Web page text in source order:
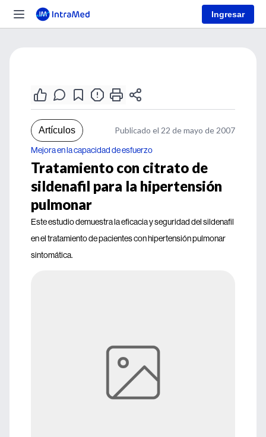
Ingresar
Artículos Publicado el 22 de mayo de 2007
Mejora en la capacidad de esfuerzo
Tratamiento con citrato de
sildenafil para la hipertensión
pulmonar
Este estudio demuestra la eficacia y seguridad del sildenafil
en el tratamiento de pacientes con hipertensión pulmonar
sintomática.